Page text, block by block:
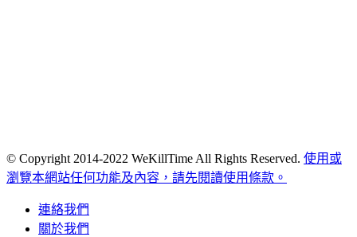
© Copyright 2014-2022 WeKillTime All Rights Reserved. 使用或
瀏覽本網站任何功能及內容，請先閱讀使用條款。
連絡我們
關於我們